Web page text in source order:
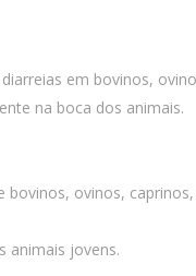
em bovinos,
na boca dos animais.
bovinos, ovinos,
animais jovens.